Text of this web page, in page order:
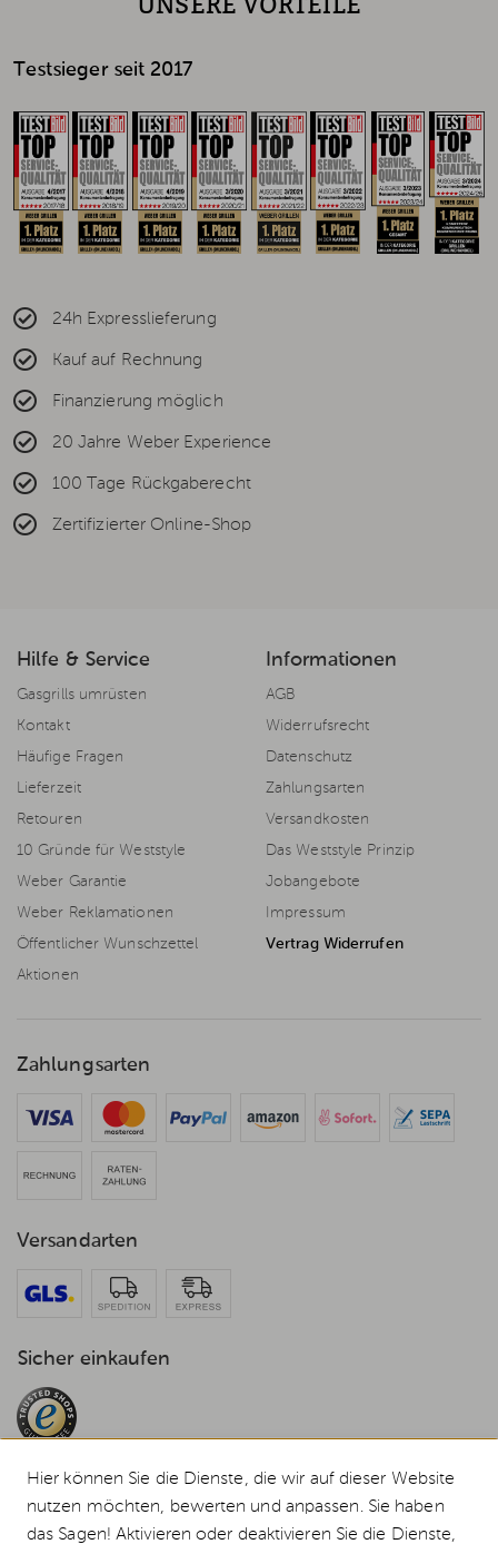
Testsieger seit 2017
24h Expresslieferung
Kauf auf Rechnung
Finanzierung möglich
20 Jahre Weber Experience
100 Tage Rückgaberecht
Zertifizierter Online-Shop
Hilfe & Service
Gasgrills umrüsten
Kontakt
Häufige Fragen
Lieferzeit
Retouren
10 Gründe für Weststyle
Weber Garantie
Weber Reklamationen
Öffentlicher Wunschzettel
Aktionen
Informationen
AGB
Widerrufsrecht
Datenschutz
Zahlungsarten
Versandkosten
Das Weststyle Prinzip
Jobangebote
Impressum
Vertrag Widerrufen
Zahlungsarten
Versandarten
Sicher einkaufen
Hier können Sie die Dienste, die wir auf dieser Website
nutzen möchten, bewerten und anpassen. Sie haben
das Sagen! Aktivieren oder deaktivieren Sie die Dienste,